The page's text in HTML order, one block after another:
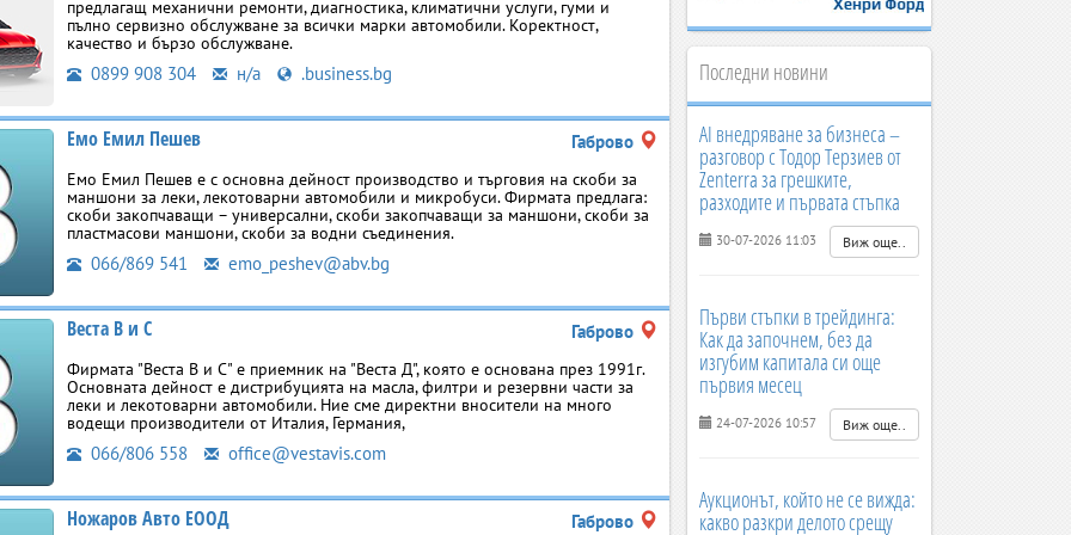
предлагащ механични ремонти, диагностика, климатични услуги, гуми и
пълно сервизно обслужване за всички марки автомобили. Коректност,
качество и бързо обслужване.
0899 908 304 н/а .business.bg
Емо Емил Пешев Габрово
Емо Емил Пешев е с основна дейност производство и търговия на скоби за
маншони за леки, лекотоварни автомобили и микробуси. Фирмата предлага:
скоби закопчаващи – универсални, скоби закопчаващи за маншони, скоби за
пластмасови маншони, скоби за водни съединения.
066/869 541 emo_peshev@abv.bg
Веста В и С Габрово
Фирмата "Веста В и С" е приемник на "Веста Д", която е основана през 1991г.
Основната дейност е дистрибуцията на масла, филтри и резервни части за
леки и лекотоварни автомобили. Ние сме директни вносители на много
водещи производители от Италия, Германия,
066/806 558 office@vestavis.com
Ножаров Авто ЕООД Габрово
Последни новини
AI внедряване за бизнеса –
разговор с Тодор Терзиев от
Zenterra за грешките,
разходите и първата стъпка
30-07-2026 11:03 Виж още..
Първи стъпки в трейдинга:
Как да започнем, без да
изгубим капитала си още
първия месец
24-07-2026 10:57 Виж още..
Аукционът, който не се вижда:
какво разкри делото срещу